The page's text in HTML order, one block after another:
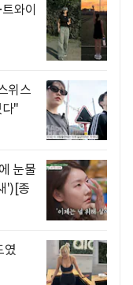
와이
위스
"
눈물
')[종
였